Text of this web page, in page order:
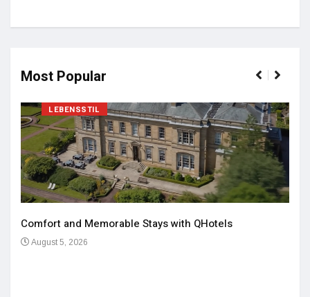
Most Popular
LEBENSSTIL
Comfort and Memorable Stays with QHotels
August 5, 2026